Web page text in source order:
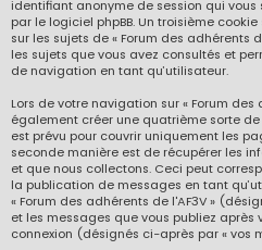
identifiant anonyme de session qui
par le logiciel phpBB. Un troisième
sur les sujets de « Forum des adhérents
les sujets que vous avez consultés et
de navigation en tant qu’utilisateur.
Lors de votre navigation sur « Forum des
également créer une quatrième sorte
est prévu pour couvrir uniquement les
seconde manière est de récupérer les
et que nous collectons. Ceci peut
la publication de messages en tant
« Forum des adhérents de l'AF3V »
et les messages que vous publiez après
connexion (désignés ci-après par « vos